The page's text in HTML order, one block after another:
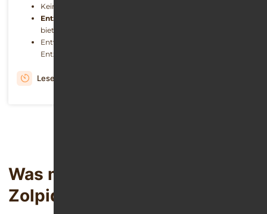
Keine Option:
Entzug
bieten adäquaten
Entwöhnung
Entzugsdauer meist kürzer als psychische
Lesezeit: 8 Minuten
Was macht Medikamente mit
Zolpidem so gefährlich?